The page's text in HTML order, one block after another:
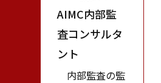
AIMC内部監
査コンサルタ
ント
内部監査の監